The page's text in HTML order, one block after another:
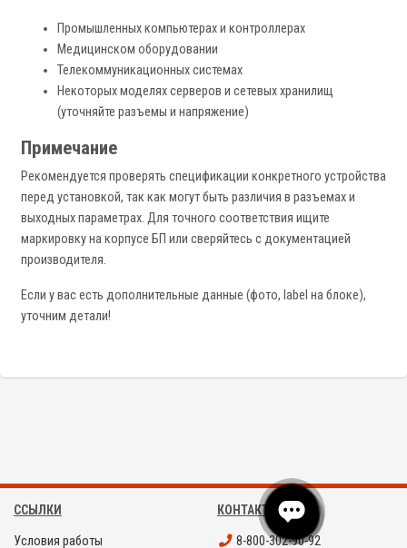
Промышленных компьютерах и контроллерах
Медицинском оборудовании
Телекоммуникационных системах
Некоторых моделях серверов и сетевых хранилищ
(уточняйте разъемы и напряжение)
Примечание
Рекомендуется проверять спецификации конкретного устройства
перед установкой, так как могут быть различия в разъемах и
выходных параметрах. Для точного соответствия ищите
маркировку на корпусе БП или сверяйтесь с документацией
производителя.
Если у вас есть дополнительные данные (фото, label на блоке),
уточним детали!
ССЫЛКИ
Условия работы
КОНТАКТЫ
8-800-302-90-92